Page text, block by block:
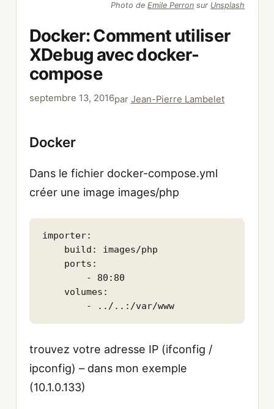
Photo deEmile Perron sur Unsplash
Docker: Comment utiliser
XDebug avec docker-
compose
septembre 13, 2016par Jean-Pierre Lambelet
Docker
Dans le fichier docker-compose.yml
créer une image images/php
importer:
    build: images/php
    ports:
        - 80:80
    volumes:
        - ../..:/var/www
trouvez votre adresse IP (ifconfig /
ipconfig) – dans mon exemple
(10.1.0.133)